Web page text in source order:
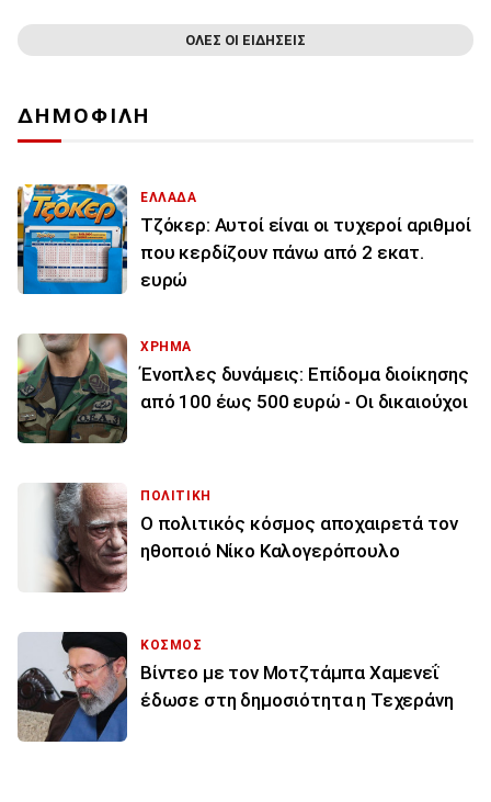
ΟΛΕΣ ΟΙ ΕΙΔΗΣΕΙΣ
ΔΗΜΟΦΙΛΗ
ΕΛΛΑΔΑ
Τζόκερ: Αυτοί είναι οι τυχεροί αριθμοί
που κερδίζουν πάνω από 2 εκατ.
ευρώ
ΧΡΗΜΑ
Ένοπλες δυνάμεις: Επίδομα διοίκησης
από 100 έως 500 ευρώ - Οι δικαιούχοι
ΠΟΛΙΤΙΚΗ
Ο πολιτικός κόσμος αποχαιρετά τον
ηθοποιό Νίκο Καλογερόπουλο
ΚΟΣΜΟΣ
Βίντεο με τον Μοτζτάμπα Χαμενεΐ
έδωσε στη δημοσιότητα η Τεχεράνη